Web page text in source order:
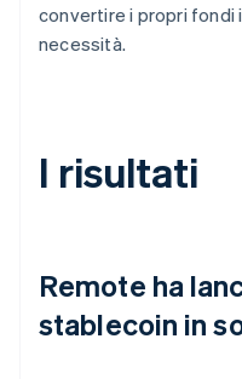
convertire i propri fondi
necessità.
I risultati
Remote ha
stablecoin in